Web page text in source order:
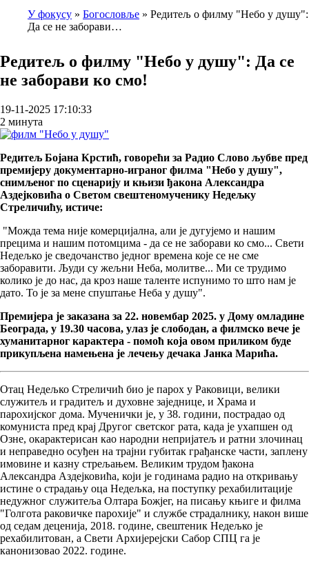
Breadcrumb
У фокусу Богословље
Редитељ о филму "Небо у душу":
Да се не заборави…
Редитељ о филму "Небо у душу": Да се
не заборави ко смо!
19-11-2025 17:10:33
2 минута
Редитељ Бојана Крстић, говорећи за Радио Слово љубве пред
премијеру документарно-играног филма "Небо у душу",
снимљеног по сценарију и књизи ђакона Александра
Аздејковића о Светом свештеномученику Недељку
Стреличићу, истиче:
"Можда тема није комерцијална, али је дугујемо и нашим
прецима и нашим потомцима - да се не заборави ко смо... Свети
Недељко је сведочанство једног времена које се не сме
заборавити. Људи су жељни Неба, молитве... Ми се трудимо
колико је до нас, да кроз наше таленте испунимо то што нам је
дато. То је за мене спуштање Неба у душу".
Премијера је заказана за 22. новембар 2025. у Дому омладине
Београда, у 19.30 часова, улаз је слободан, а филмско вече је
хуманитарног карактера - помоћ која овом приликом буде
прикупљена намењена је лечењу дечака Јанка Марића.
Отац Недељко Стреличић био је парох у Раковици, велики
служитељ и градитељ и духовне заједнице, и Храма и
парохијског дома. Мученички је, у 38. години, пострадао од
комуниста пред крај Другог светског рата, када је ухапшен од
Озне, окарактерисан као народни непријатељ и ратни злочинац
и неправедно осуђен на трајни губитак грађанске части, заплену
имовине и казну стрељањем. Великим трудом ђакона
Александра Аздејковића, који је годинама радио на откривању
истине о страдању оца Недељка, на поступку рехабилитације
недужног служитеља Олтара Божјег, на писању књиге и филма
"Голгота раковичке парохије" и службе страдалнику, након више
од седам деценија, 2018. године, свештеник Недељко је
рехабилитован, а Свети Архијерејски Сабор СПЦ га је
канонизовао 2022. године.